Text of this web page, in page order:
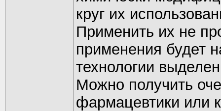
круг их
Применить их не
применения будет
технологии
Можно получить
фармацевтики или